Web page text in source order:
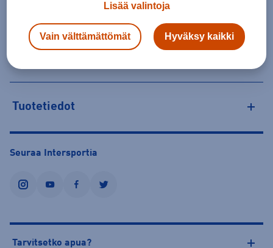
Tilaus- ja toimituskulut
Personoitujen tuotteiden vaihto ja palautus
Tuotetiedot
Seuraa Intersportia
instagramyoutubefacebooktwitter
Tarvitsetko apua?
Lisää valintoja
Vain välttämättömät Hyväksy kaikki